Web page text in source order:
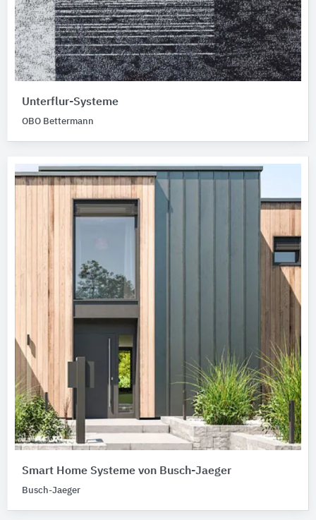
Unterflur-Systeme
OBO Bettermann
Smart Home Systeme von Busch-Jaeger
Busch-Jaeger